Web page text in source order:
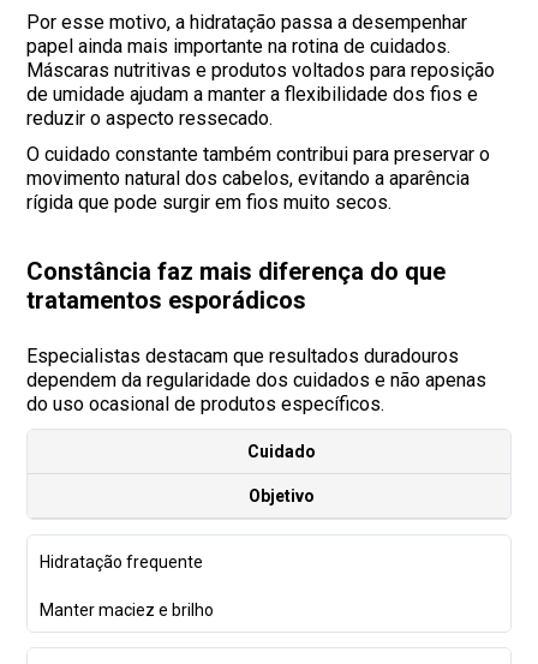
Por esse motivo, a hidratação passa a desempenhar
papel ainda mais importante na rotina de cuidados.
Máscaras nutritivas e produtos voltados para reposição
de umidade ajudam a manter a flexibilidade dos fios e
reduzir o aspecto ressecado.
O cuidado constante também contribui para preservar o
movimento natural dos cabelos, evitando a aparência
rígida que pode surgir em fios muito secos.
Constância faz mais diferença do que
tratamentos esporádicos
Especialistas destacam que resultados duradouros
dependem da regularidade dos cuidados e não apenas
do uso ocasional de produtos específicos.
Cuidado
Objetivo
Hidratação frequente
Manter maciez e brilho